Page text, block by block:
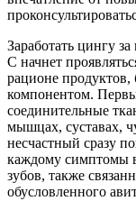
Заработать цингу
С начнет
рационе
компонентом.
соединительные
мышцах, суставах,
несчастный сразу
каждому симптомы
зубов, также
обусловленного